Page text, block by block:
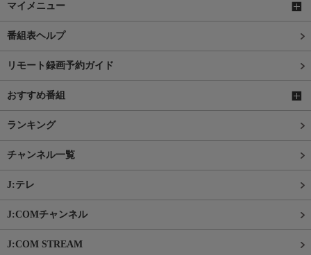
マイメニュー
番組表ヘルプ
リモート録画予約ガイド
おすすめ番組
ランキング
チャンネル一覧
J:テレ
J:COMチャンネル
J:COM STREAM